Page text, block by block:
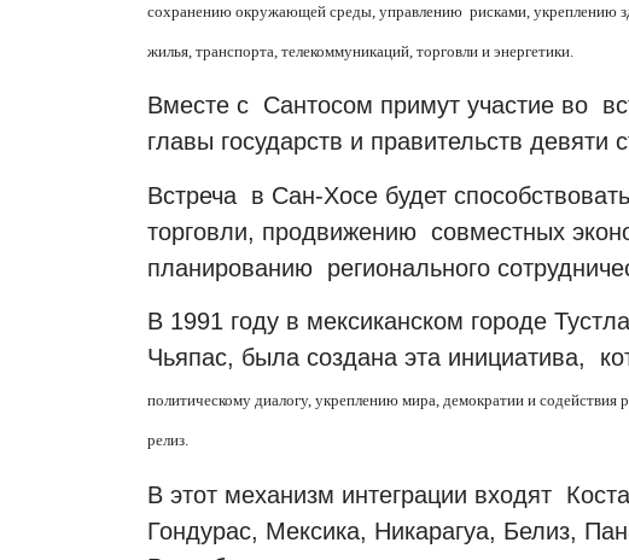
сохранению окружающей среды, управлению рисками, укреплению
жилья, транспорта, телекоммуникаций, торговли и энергетики.
Вместе с Сантосом примут участие во
главы государств и правительств девяти
Встреча в Сан-Хосе будет
торговли, продвижению совместных
планированию регионального
В 1991 году в мексиканском городе
Чьяпас, была создана эта инициатива,
политическому диалогу, укреплению мира, демократии и содействия
релиз.
В этот механизм интеграции входят
Гондурас, Мексика, Никарагуа, Белиз,